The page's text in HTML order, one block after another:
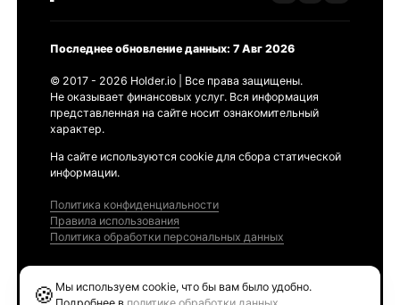
Последнее обновление данных: 7 Авг 2026
© 2017 - 2026 Holder.io | Все права защищены.
Не оказывает финансовых услуг. Вся информация
представленная на сайте носит ознакомительный
характер.
На сайте используются cookie для сбора статической
информации.
Политика конфиденциальности
Правила использования
Политика обработки персональных данных
🍪 Мы используем cookie, что бы вам было удобно.
Ethereum GAS Tracker